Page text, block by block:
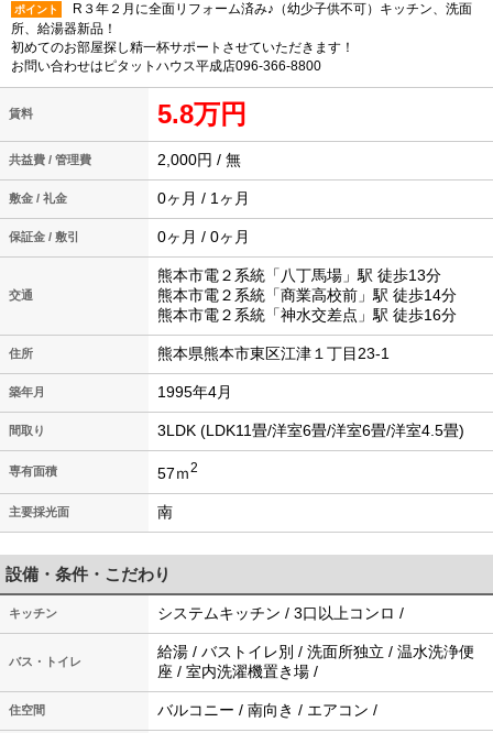
ポイント
R３年２月に全面リフォーム済み♪（幼少子供不可）キッチン、洗面
所、給湯器新品！
初めてのお部屋探し精一杯サポートさせていただきます！
お問い合わせはピタットハウス平成店096-366-8800
賃料 5.8万円
共益費 / 管理費 2,000円 / 無
敷金 / 礼金 0ヶ月 / 1ヶ月
保証金 / 敷引 0ヶ月 / 0ヶ月
交通
熊本市電２系統「八丁馬場」駅 徒歩13分
熊本市電２系統「商業高校前」駅 徒歩14分
熊本市電２系統「神水交差点」駅 徒歩16分
住所 熊本県熊本市東区江津１丁目23-1
築年月 1995年4月
間取り 3LDK (LDK11畳/洋室6畳/洋室6畳/洋室4.5畳)
専有面積 57ｍ2
主要採光面 南
設備・条件・こだわり
キッチン システムキッチン / 3口以上コンロ /
バス・トイレ
給湯 / バストイレ別 / 洗面所独立 / 温水洗浄便
座 / 室内洗濯機置き場 /
住空間 バルコニー / 南向き / エアコン /